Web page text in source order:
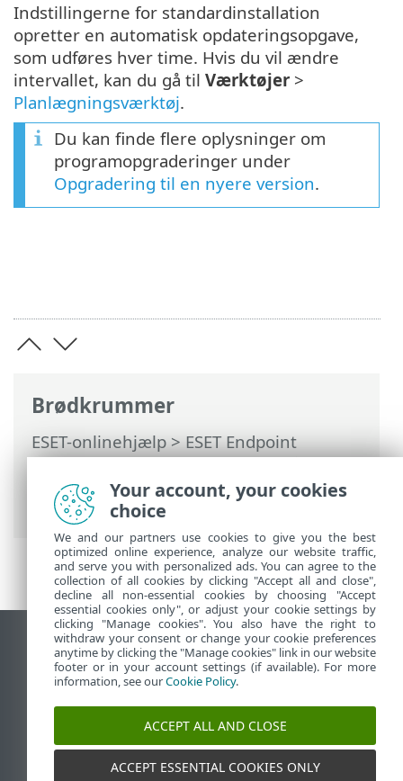
Brødkrummer
ESET-onlinehjælp>ESET Endpoint
Antivirus>Ofte stillede spørgsmål>
Sådan opdaterer du ESET Endpoint
Antivirus
Indstillingerne for standardinstallation
opretter en automatisk opdateringsopgave,
som udføres hver time. Hvis du vil ændre
intervallet, kan du gå til Værktøjer >
Planlægningsværktøj.
Du kan finde flere oplysninger om
programopgraderinger under
Opgradering til en nyere version.
Vis computerwebsted
End of Life
ESET-vidensbase
ESET-forum
ESET Status Portal
Regional support
Your account, your cookies
choice
We and our partners use cookies to give you the best
optimized online experience, analyze our website traffic,
and serve you with personalized ads. You can agree to the
collection of all cookies by clicking "Accept all and close",
decline all non-essential cookies by choosing "Accept
essential cookies only", or adjust your cookie settings by
clicking "Manage cookies". You also have the right to
withdraw your consent or change your cookie preferences
anytime by clicking the "Manage cookies" link in our website
footer or in your account settings (if available). For more
information, see ourCookie Policy.
ACCEPT ALL AND CLOSE
ACCEPT ESSENTIAL COOKIES ONLY